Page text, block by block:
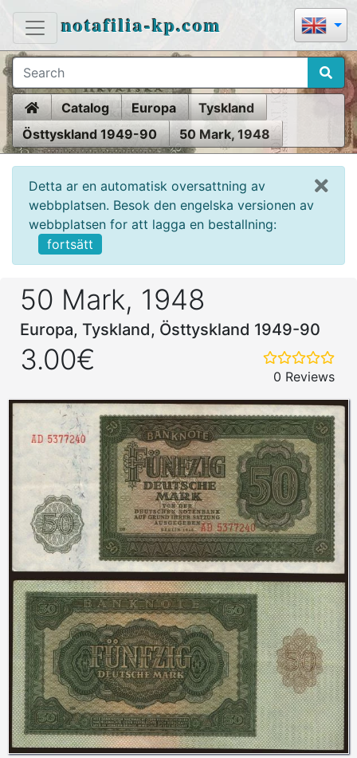
notafilia-kp.com
HomeCatalog Europa
Tyskland
Östtyskland 1949-90
50 Mark, 1948
Detta ar en automatisk oversattning av
webbplatsen. Besok den engelska versionen av
webbplatsen for att lagga en bestallning:
fortsätt
50 Mark, 1948
Europa, Tyskland, Östtyskland 1949-90
3.00€
0 Reviews